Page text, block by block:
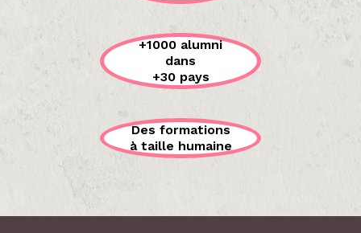
+1000 alumni
dans
+30 pays
Des formations
à taille humaine